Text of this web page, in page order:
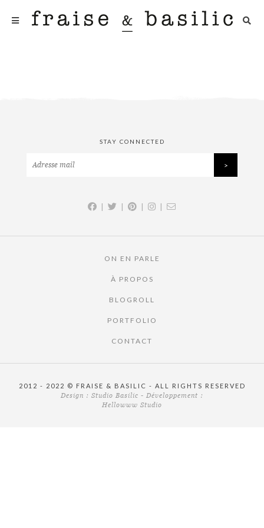
STAY CONNECTED
| | | |
ON EN PARLE
À PROPOS
BLOGROLL
PORTFOLIO
CONTACT
2012 - 2022 © FRAISE & BASILIC - ALL RIGHTS RESERVED
Design : Studio Basilic - Développement :
Hellowww Studio